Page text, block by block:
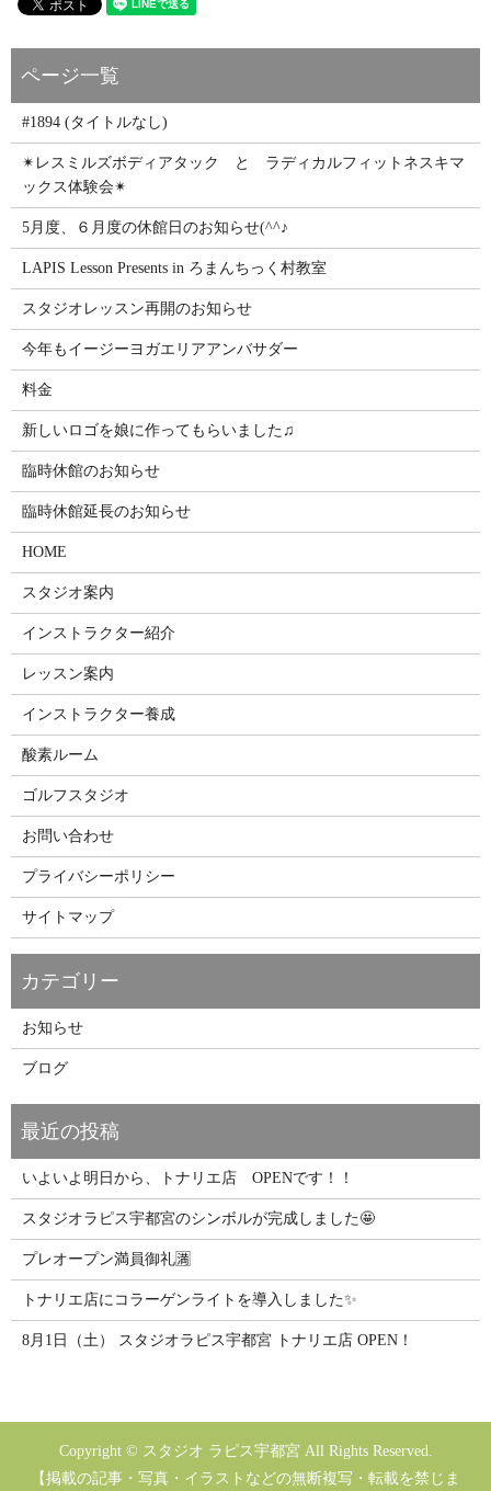
#1894 (タイトルなし)
✴レスミルズボディアタック と ラディカルフィットネスキマ
ックス体験会✴
5月度、６月度の休館日のお知らせ(^^♪
LAPIS Lesson Presents in ろまんちっく村教室
スタジオレッスン再開のお知らせ
今年もイージーヨガエリアアンバサダー
料金
新しいロゴを娘に作ってもらいました♫
臨時休館のお知らせ
臨時休館延長のお知らせ
HOME
スタジオ案内
インストラクター紹介
レッスン案内
インストラクター養成
酸素ルーム
ゴルフスタジオ
お問い合わせ
プライバシーポリシー
サイトマップ
お知らせ
ブログ
いよいよ明日から、トナリエ店 OPENです！！
スタジオラピス宇都宮のシンボルが完成しました🤩
プレオープン満員御礼🈵
トナリエ店にコラーゲンライトを導入しました✨
8月1日（土） スタジオラピス宇都宮 トナリエ店 OPEN！
Copyright © スタジオ ラピス宇都宮 All Rights Reserved.
【掲載の記事・写真・イラストなどの無断複写・転載を禁じま